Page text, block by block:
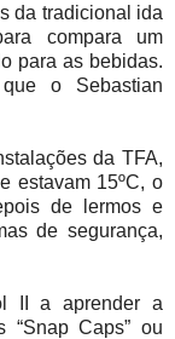
da tradicional ida
compara um
para as bebidas.
o Sebastian
da TFA,
estavam 15ºC, o
de lermos e
de segurança,
II a aprender a
“Snap Caps” ou